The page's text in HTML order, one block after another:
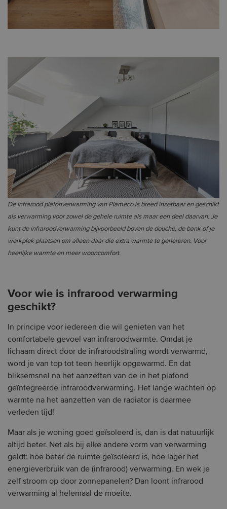
Voor wie is infrarood verwarming
geschikt?
In principe voor iedereen die wil genieten van het
comfortabele gevoel van infraroodwarmte. Omdat je
lichaam direct door de infraroodstraling wordt verwarmd,
word je van top tot teen heerlijk opgewarmd. En dat
bliksemsnel na het aanzetten van de in het plafond
geïntegreerde infraroodverwarming. Het lange wachten op
warmte na het aanzetten van de radiator is daarmee
verleden tijd!
Maar als je woning goed geïsoleerd is, dan is dat natuurlijk
altijd beter. Net als bij elke andere vorm van verwarming
geldt: hoe beter de ruimte geïsoleerd is, hoe lager het
energieverbruik van de (infrarood) verwarming. En wek je
zelf stroom op door zonnepanelen? Dan loont infrarood
verwarming al helemaal de moeite.
De infrarood plafonverwarming van Plameco is breed inzetbaar en geschikt
als verwarming voor zowel de gehele ruimte als maar een deel daarvan. Je
kunt de infraroodverwarming bijvoorbeeld boven de douche, de bank of je
werkplek plaatsen om alleen daar die extra warmte te genereren. Voor
heerlijke warmte en meer wooncomfort.